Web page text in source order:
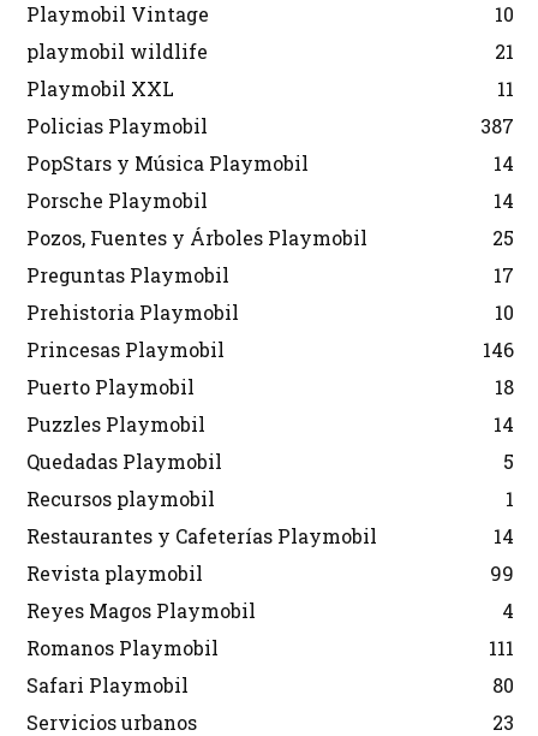
Playmobil Vintage
10
playmobil wildlife
21
Playmobil XXL
11
Policias Playmobil
387
PopStars y Música Playmobil
14
Porsche Playmobil
14
Pozos, Fuentes y Árboles Playmobil
25
Preguntas Playmobil
17
Prehistoria Playmobil
10
Princesas Playmobil
146
Puerto Playmobil
18
Puzzles Playmobil
14
Quedadas Playmobil
5
Recursos playmobil
1
Restaurantes y Cafeterías Playmobil
14
Revista playmobil
99
Reyes Magos Playmobil
4
Romanos Playmobil
111
Safari Playmobil
80
Servicios urbanos
23